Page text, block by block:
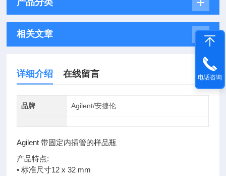
产品分类
相关文章
详细介绍 在线留言
品牌 Agilent/安捷伦
Agilent 带固定内插管的样品瓶
产品特点:
• 标准尺寸12 x 32 mm
电话咨询